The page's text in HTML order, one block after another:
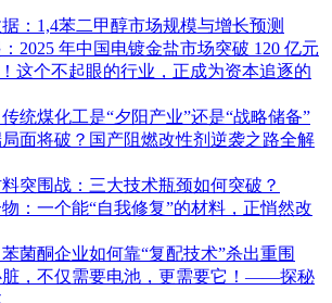
：1,4苯二甲醇市场规模与增长预测
2025 年中国电镀金盐市场突破 120 亿元
这个不起眼的行业，正成为资本追逐的
统煤化工是“夕阳产业”还是“战略储备”
面将破？国产阻燃改性剂逆袭之路全解
突围战：三大技术瓶颈如何突破？
：一个能“自我修复”的材料，正悄然改
菌酮企业如何靠“复配技术”杀出重围
脏，不仅需要电池，更需要它！——探秘